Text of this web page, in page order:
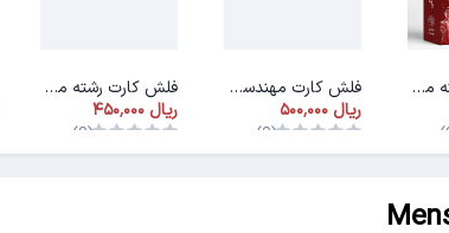
فلش کارت رشته مهندسی پزشکی
فلش کارت مهندسی بهداشت و ایمنی کار
(0)
فلش کارت رشته مهندسی انرژی
(0)